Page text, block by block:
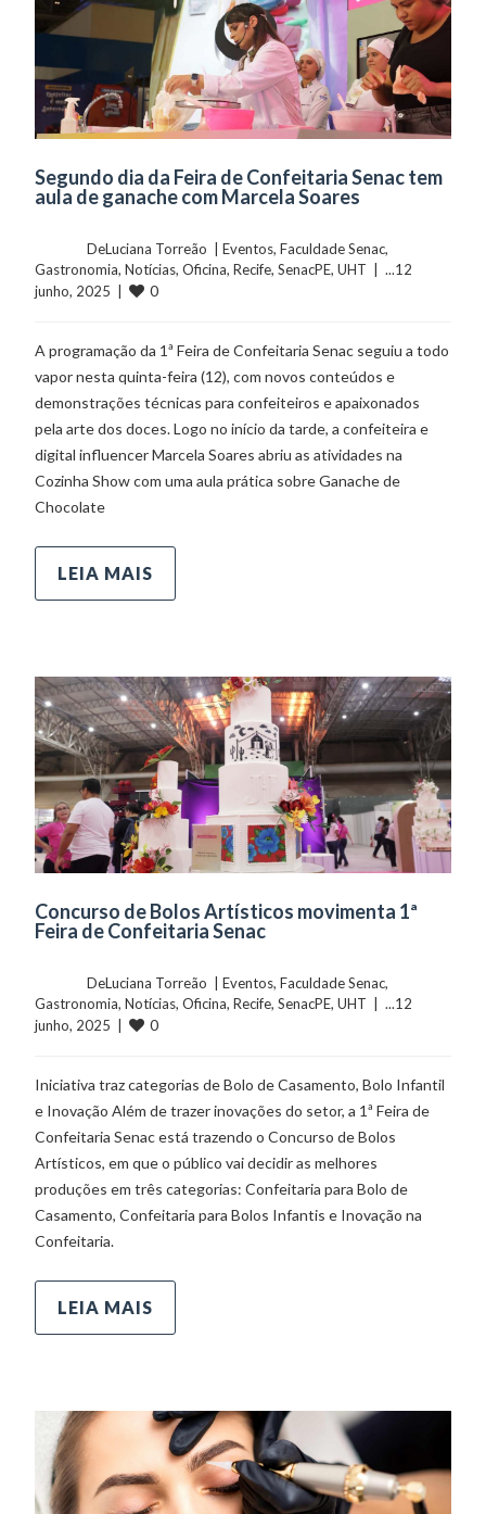
Segundo dia da Feira de Confeitaria Senac tem
aula de ganache com Marcela Soares
	    	DeLuciana Torreão  |
Eventos, Faculdade Senac
Gastronomia, Notícias, Oficina, Recife, SenacPE, UHT
  |  ...12
junho, 2025  |
0
A programação da 1ª Feira de Confeitaria Senac seguiu a todo
vapor nesta quinta-feira (12), com novos conteúdos e
demonstrações técnicas para confeiteiros e apaixonados
pela arte dos doces. Logo no início da tarde, a confeiteira e
digital influencer Marcela Soares abriu as atividades na
Cozinha Show com uma aula prática sobre Ganache de
Chocolate
LEIA MAIS
Concurso de Bolos Artísticos movimenta 1ª
Feira de Confeitaria Senac
	    	DeLuciana Torreão  |
Eventos, Faculdade Senac
Gastronomia, Notícias, Oficina, Recife, SenacPE, UHT
  |  ...12
junho, 2025  |
0
Iniciativa traz categorias de Bolo de Casamento, Bolo Infantil
e Inovação Além de trazer inovações do setor, a 1ª Feira de
Confeitaria Senac está trazendo o Concurso de Bolos
Artísticos, em que o público vai decidir as melhores
produções em três categorias: Confeitaria para Bolo de
Casamento, Confeitaria para Bolos Infantis e Inovação na
Confeitaria.
LEIA MAIS